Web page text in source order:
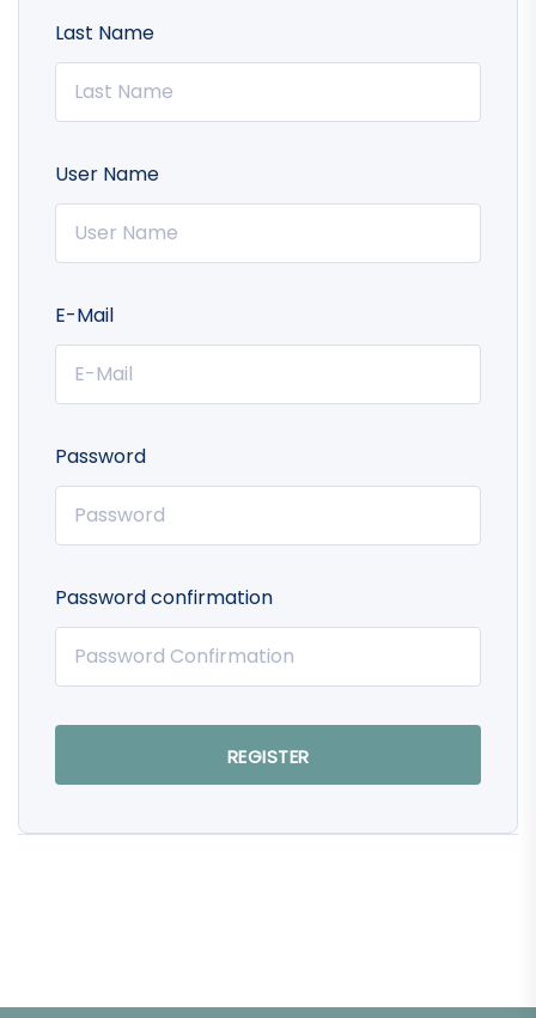
Last Name
User Name
E-Mail
Password
Password confirmation
REGISTER